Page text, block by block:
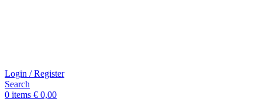
Login / Register
Search
0 items € 0,00